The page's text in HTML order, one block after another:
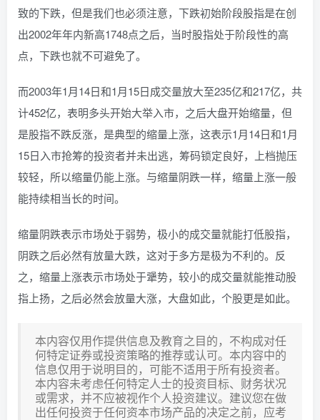
致的下跌，但是我们也必须注意，下跌初始阶段股指是在创
出2002年年内新高1748点之后，当时股指处于阶段性的高
点，下跌也就不可避免了。
而2003年1月14日和1月15日成交量放大至235亿和217亿，共
计452亿，表明多头开始大举入市，之后大盘开始缩量，但
是股指不跌反涨，是典型的缩量上涨，这表示1月14日和1月
15日入市抢筹的投资者并未出逃，筹码锁定良好，上档抛压
较轻，所以缩量仍能上涨。与缩量阴跌一样，缩量上涨一般
能持续相当长的时间。
缩量阴跌表示市场处于弱势，极小的成交量就能打低股指，
阴跌之后必然有放量大跌，这对于多方是极为不利的。反
之，缩量上涨表示市场处于犟势，较小的成交量就能推动股
指上扬，之后必然会放量大涨，大盘如此，个股更是如此。
本内容仅用作提供信息及教育之目的，不构成对任
何特定证券或投资策略的推荐或认可。本内容中的
信息仅用于说明目的，可能不适用于所有投资者。
本内容未考虑任何特定人士的投资目标、财务状况
或需求，并不应被视作个人投资建议。建议您在做
出任何投资于任何资本市场产品的决定之前，应考